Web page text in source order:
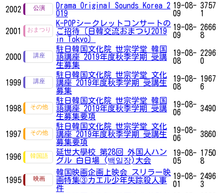
2002
Drama Original Sounds Korea 2
019
19-08-
09
3757
1
2001
K-POPシークレットコンサートの
ご招待〔日韓交流おまつり2019
in Tokyo〕
19-08-
09
2666
8
2000
駐日韓国文化院 世宗学堂 韓国
語講座 2019年度秋季学期 受講
生募集
19-08-
08
2296
0
1999
駐日韓国文化院 世宗学堂 文化
講座 2019年度秋季学期 受講生
募集
19-08-
08
1967
6
1998
駐日韓国文化院 世宗学堂 韓国
語講座 2019年度秋季学期 受講
生募集要項
19-08-
06
3490
1997
駐日韓国文化院 世宗学堂 文化
講座 2019年度秋季学期 受講生
募集要項
19-08-
06
3860
1996
延世大學校 第28回 外国人ハン
グル 白日場 (백일장)大会
19-08-
05
1750
8
1995
韓国映画企画上映会 スリラー映
画特集③カエル少年失踪殺人事
件
19-08-
01
2496
3